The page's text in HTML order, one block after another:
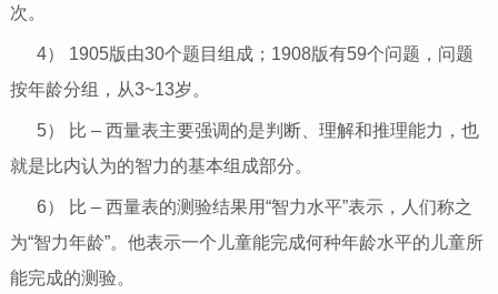
次。
4） 1905版由30个题目组成；1908版有59个问题，问题
按年龄分组，从3~13岁。
5） 比 – 西量表主要强调的是判断、理解和推理能力，也
就是比内认为的智力的基本组成部分。
6） 比 – 西量表的测验结果用“智力水平”表示，人们称之
为“智力年龄”。他表示一个儿童能完成何种年龄水平的儿童所
能完成的测验。